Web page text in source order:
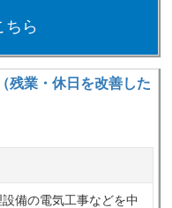
ちら
残業・休日を改善した
備の電気工事などを中